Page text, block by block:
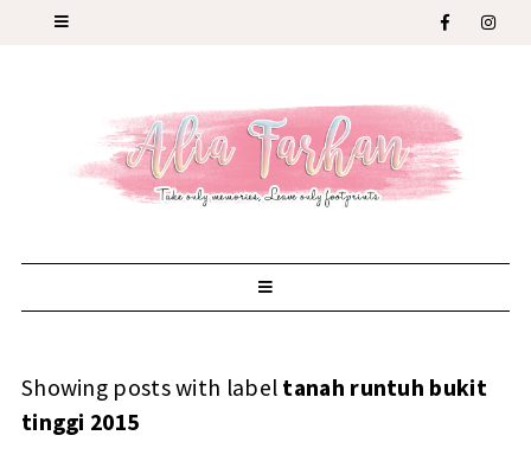
Showing posts with label tanah runtuh bukit
tinggi 2015